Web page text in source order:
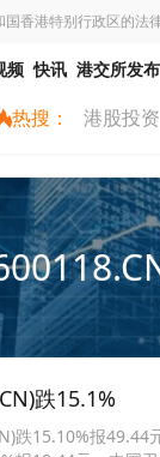
香港特别行政区的法律
频 快讯 港交所发布
热搜： 港股投资
跌15.1%
跌15.10%报